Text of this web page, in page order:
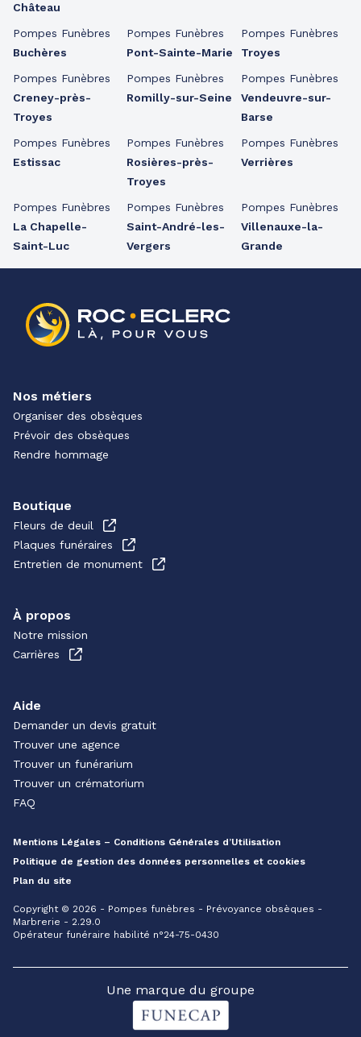
Château
Pompes Funèbres
Buchères
Pompes Funèbres
Creney-près-
Troyes
Pompes Funèbres
Estissac
Pompes Funèbres
La Chapelle-
Saint-Luc
Pompes Funèbres
Pont-Sainte-Marie
Pompes Funèbres
Romilly-sur-Seine
Pompes Funèbres
Rosières-près-
Troyes
Pompes Funèbres
Saint-André-les-
Vergers
Pompes Funèbres
Troyes
Pompes Funèbres
Vendeuvre-sur-
Barse
Pompes Funèbres
Verrières
Pompes Funèbres
Villenauxe-la-
Grande
Nos métiers
Organiser des obsèques
Prévoir des obsèques
Rendre hommage
Boutique
Fleurs de deuil
Plaques funéraires
Entretien de monument
À propos
Notre mission
Carrières
Aide
Demander un devis gratuit
Trouver une agence
Trouver un funérarium
Trouver un crématorium
FAQ
Mentions Légales – Conditions Générales d’Utilisation
Politique de gestion des données personnelles et cookies
Plan du site
Copyright © 2026 - Pompes funèbres - Prévoyance obsèques -
Marbrerie - 2.29.0
Opérateur funéraire habilité n°24-75-0430
Une marque du groupe